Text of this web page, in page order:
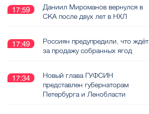
17:59
Даниил Мироманов вернулся в
СКА после двух лет в НХЛ
17:49
Россиян предупредили, что ждёт
за продажу собранных ягод
17:34
Новый глава ГУФСИН
представлен губернаторам
Петербурга и Ленобласти